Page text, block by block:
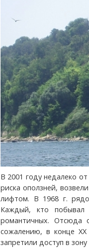
В 2001 году недалеко
риска оползней,
лифтом. В 1968 г.
Каждый, кто
романтичных. Отсюда
сожалению, в конце ХХ
запретили доступ в